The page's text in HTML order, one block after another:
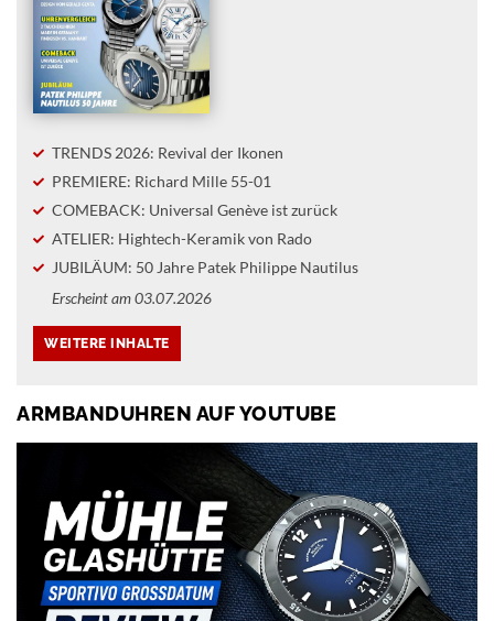
TRENDS 2026: Revival der Ikonen
PREMIERE: Richard Mille 55-01
COMEBACK: Universal Genève ist zurück
ATELIER: Hightech-Keramik von Rado
JUBILÄUM: 50 Jahre Patek Philippe Nautilus
Erscheint am 03.07.2026
ARMBANDUHREN AUF YOUTUBE